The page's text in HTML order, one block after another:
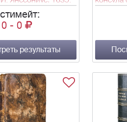
0 -0
результаты
гавани,
октября
comte